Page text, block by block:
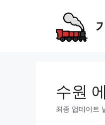
수원
최종 업데이트